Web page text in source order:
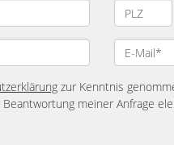
zur Kenntnis
meiner Anfrage